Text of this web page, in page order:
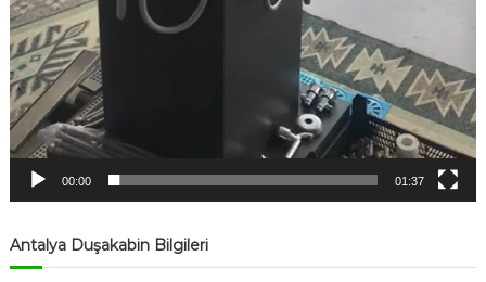
00:00 01:37
Antalya Duşakabin Bilgileri